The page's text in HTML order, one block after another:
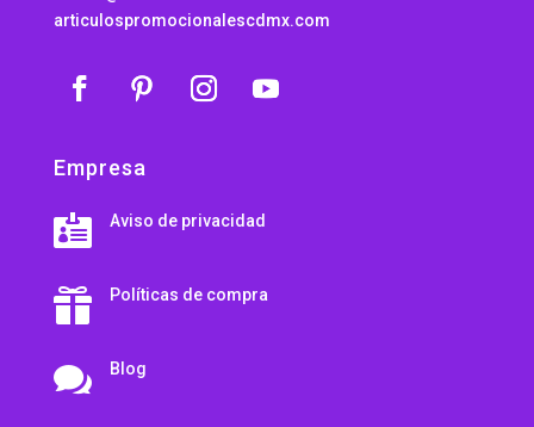
articulospromocionalescdmx.com
Empresa
 Aviso de privacidad
 Políticas de compra
 Blog